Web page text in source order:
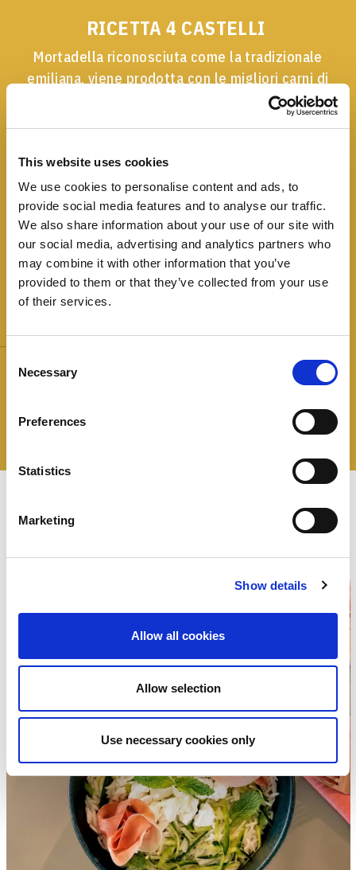
This website uses cookies
We use cookies to personalise content and ads, to
provide social media features and to analyse our traffic.
We also share information about your use of our site with
our social media, advertising and analytics partners who
may combine it with other information that you’ve
provided to them or that they’ve collected from your use
of their services.
Selection
Necessary
Preferences
Statistics
Marketing
Show details
Allow all cookies
Allow selection
Use necessary cookies only
Peso:
RICETTA 4 CASTELLI
Mortadella riconosciuta come la tradizionale
emiliana, viene prodotta con le migliori carni di
La sua lavorazione artigianale
prevede l'insacco manuale in vescica e una
cottura prolungata al cuore del prodotto
garantiscono un profumo inconfondibile e
un'accentuata morbidezza della fetta. Disponibile
anche nella versione con pistacchi.
Le stelle:
SENZA GLUTINE
SENZA LATTE E DERIVATI
SENZA GLUTAMMATO E
POLIFOSFATI AGGIUNTI